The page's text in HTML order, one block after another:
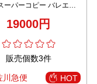
ーパーコピー バレエシ
19000円
販売個数3件
川急便 HOT